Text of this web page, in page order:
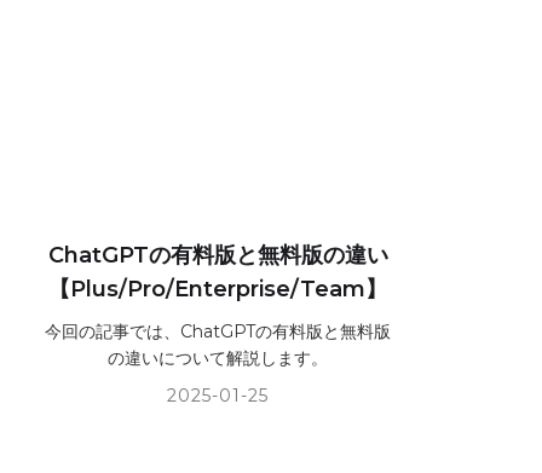
ChatGPTの有料版と無料版の違い
【Plus/Pro/Enterprise/Team】
今回の記事では、ChatGPTの有料版と無料版
の違いについて解説します。
2025-01-25